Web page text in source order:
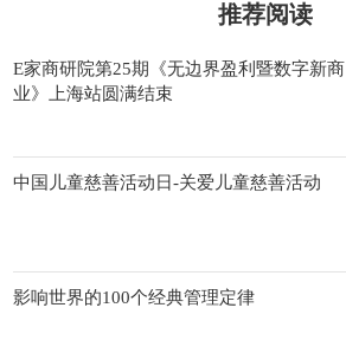
推荐阅读
E家商研院第25期《无边界盈利暨数字新商
业》上海站圆满结束
中国儿童慈善活动日-关爱儿童慈善活动
影响世界的100个经典管理定律